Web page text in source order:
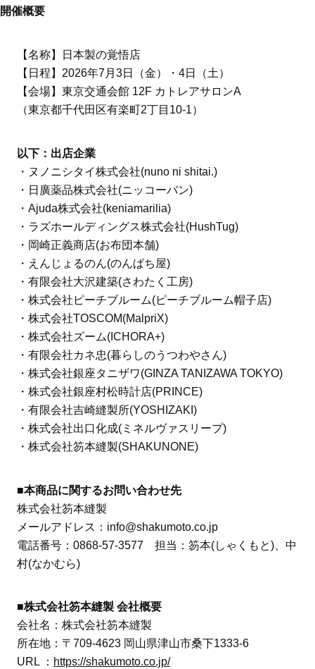
開催概要
【名称】日本製の覚悟店
【日程】2026年7月3日（金）・4日（土）
【会場】東京交通会館 12F カトレアサロンA
（東京都千代田区有楽町2丁目10-1）
以下：出店企業
・ヌノニシタイ株式会社(nuno ni shitai.)
・日廣薬品株式会社(ニッコーバン)
・Ajuda株式会社(keniamarilia)
・ラズホールディングス株式会社(HushTug)
・岡崎正義商店(お布団本舗)
・えんじょるのん(のんぱち屋)
・有限会社大沢建築(さわたく工房)
・株式会社ピーチブルーム(ピーチブルーム帽子店)
・株式会社TOSCOM(MalpriX)
・株式会社ズーム(ICHORA+)
・有限会社カネ忠(暮らしのうつわやさん)
・株式会社銀座タニザワ(GINZA TANIZAWA TOKYO)
・株式会社銀座村松時計店(PRINCE)
・有限会社吉崎縫製所(YOSHIZAKI)
・株式会社出口化成(ミネルヴァスリープ)
・株式会社笏本縫製(SHAKUNONE)
■本商品に関するお問い合わせ先
株式会社笏本縫製
メールアドレス：info@shakumoto.co.jp
電話番号：0868-57-3577 担当：笏本(しゃくもと)、中
村(なかむら)
■株式会社笏本縫製 会社概要
会社名：株式会社笏本縫製
所在地：〒709-4623 岡山県津山市桑下1333-6
URL ： https://shakumoto.co.jp/